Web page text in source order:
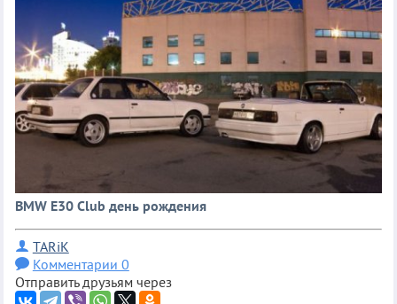
BMW E30 Club день рождения
TARiK
Комментарии 0
Отправить друзьям через